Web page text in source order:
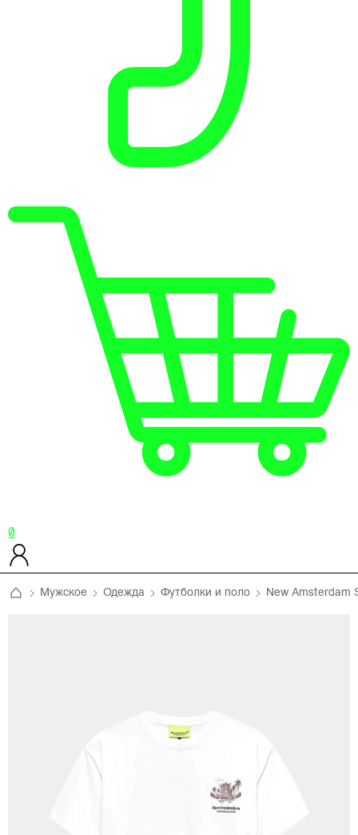
0
Мужское Одежда Футболки и поло New Amsterdam